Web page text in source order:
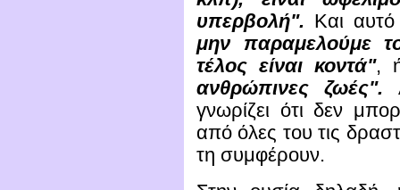
υπερβολή". Και
μην παραμελούμε
τέλος είναι κοντά",
ανθρώπινες ζωές".
γνωρίζει ότι δεν
από όλες του τις
τη συμφέρουν.